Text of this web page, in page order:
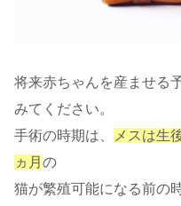
将来赤ちゃんを産ませる
みてください。
手術の時期は、
メスは生
ヵ月 の
猫が繁殖可能になる前の